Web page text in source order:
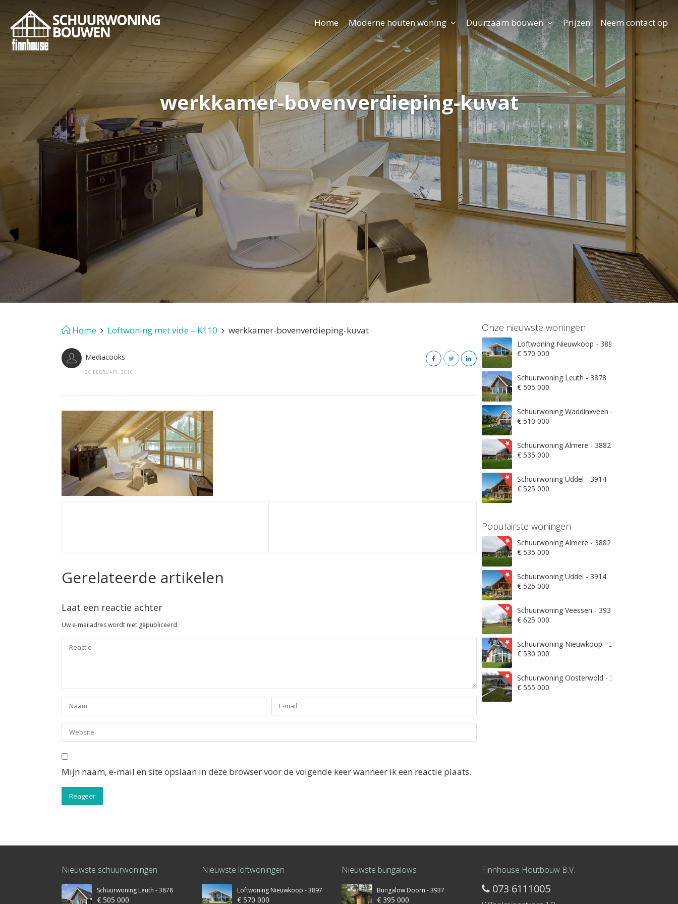
werkkamer-bovenverdieping-kuvat
Home Moderne houten woning Duurzaam bouwen Prijzen Neem contact op
Home Loftwoning met vide – K110 werkkamer-bovenverdieping-kuvat
Mediacooks
26 FEBRUARI, 2016
Gerelateerde artikelen
Laat een reactie achter
Uw e-mailadres wordt niet gepubliceerd.
Mijn naam, e-mail en site opslaan in deze browser voor de volgende keer wanneer ik een reactie plaats.
Onze nieuwste woningen
Loftwoning Nieuwkoop - 3897
€ 570 000
Schuurwoning Leuth - 3878
€ 505 000
Schuurwoning Waddinxveen - 3845
€ 510 000
Schuurwoning Almere - 3882
€ 535 000
Schuurwoning Uddel - 3914
€ 525 000
Populairste woningen
Schuurwoning Almere - 3882
€ 535 000
Schuurwoning Uddel - 3914
€ 525 000
Schuurwoning Veessen - 3932
€ 625 000
Schuurwoning Nieuwkoop - 3871
€ 530 000
Schuurwoning Oosterwold - 3906
€ 555 000
Nieuwste schuurwoningen
Schuurwoning Leuth - 3878
€ 505 000
Nieuwste loftwoningen
Loftwoning Nieuwkoop - 3897
€ 570 000
Nieuwste bungalows
Bungalow Doorn - 3937
€ 395 000
Finnhouse Houtbouw B.V.
073 6111005